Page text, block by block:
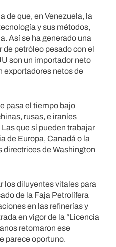
de que, en Venezuela, la
y sus métodos,
Así se ha generado una
petróleo pesado con el
son un importador neto
exportadores netos de
pasa el tiempo bajo
rusas, e iraníes
que sí pueden trabajar
de Europa, Canadá o la
directrices de Washington
los diluyentes vitales para
de la Faja Petrolífera
en las refinerías y
en vigor de la “Licencia
retomaron ese
parece oportuno.